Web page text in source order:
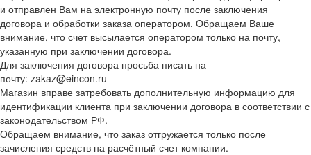
и отправлен Вам на электронную почту после заключения
договора и обработки заказа оператором. Обращаем Ваше
внимание, что счет высылается оператором только на почту,
указанную при заключении договора.
Для заключения договора просьба писать на
почту: zakaz@eincon.ru
Магазин вправе затребовать дополнительную информацию для
идентификации клиента при заключении договора в соответствии с
законодательством РФ.
Обращаем внимание, что заказ отгружается только после
зачисления средств на расчётный счет компании.